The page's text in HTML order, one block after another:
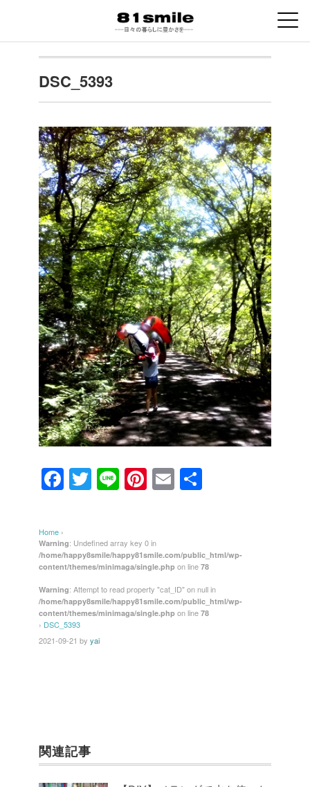
DSC_5393
F
e
b
o
o
k
T
er
Li Pi
e
st
E
Home ›
Warning: Undefined array key 0 in
/home/happy8smile/happy81smile.com/public_html/wp-
content/themes/minimaga/single.php on line 78
Warning: Attempt to read property "cat_ID" on null in
/home/happy8smile/happy81smile.com/public_html/wp-
content/themes/minimaga/single.php on line 78
› DSC_5393
2021-09-21 by yai
関連記事